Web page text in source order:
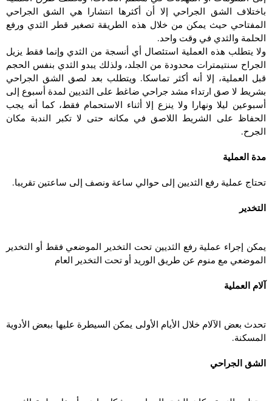
باختلاف الشق الجراحي إلا أن أكثرها انتشارا هي الشق الجراحي
المفتاحي حيث يمكن من خلال هذه الطريقة تصغير قطر الثدي ورفع
الحلمة والثدي في وقت واحد.
ولا يتطلب هذه العملية استئصال أي أنسجة من الثدي وإنما فقط يزيل
الجراح سنتيمترات محدودة من الجلد، ولذلك يبدو الثدي بنفس الحجم
قبل العملية، إلا أنه أكثر تماسكا. ويتطلب بعد لصق الشق الجراحي
بشريط لا صق ارتداء مشد جراحي ضاغط على الثديين لمدة أسبوع إلى
أسبوعين ليلا ونهارا ولا ينزع إلا أثناء الاستحمام فقط، كما أنه يجب
الحفاظ على الشريط اللاصق في مكانه حتى لا تكبر الندبة مكان
الجرح.
مدة العملية
تحتاج عملية رفع الثديين إلى حوالي ساعة ونصف إلى ساعتين تقريبا.
التخدير
يمكن إجراء عملية رفع الثديين تحت التخدير الموضعي فقط أو التخدير
الموضعي مع منوم عن طريق الوريد أو تحت التخدير العام
آلام العملية
تحدث بعض الآلام خلال الأيام الأولى يمكن السيطرة عليها ببعض الأدوية
المسكنة.
الشق الجراحي